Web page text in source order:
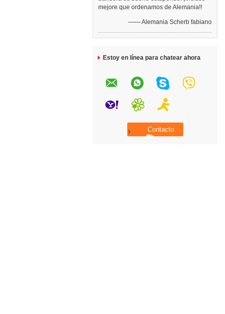
mejore que ordenamos de Alemania!!
—— Alemania Scherb fabiano
Estoy en línea para chatear ahora